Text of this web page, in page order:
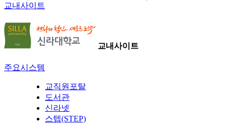
교내사이트
교내사이트
주요시스템
교직원포탈
도서관
신라넷
스텝(STEP)